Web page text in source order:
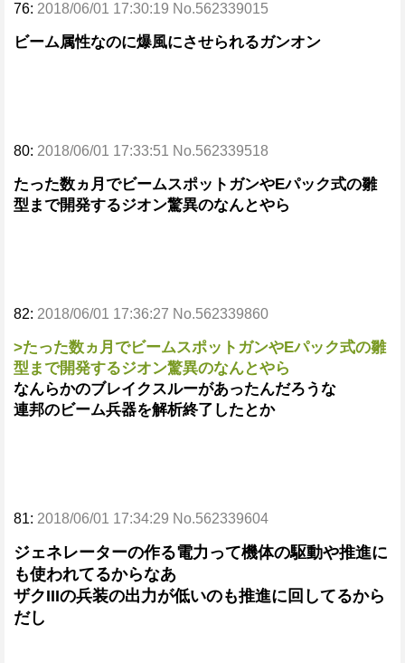
76: 2018/06/01 17:30:19 No.562339015
ビーム属性なのに爆風にさせられるガンオン
80: 2018/06/01 17:33:51 No.562339518
たった数ヵ月でビームスポットガンやEパック式の雛
型まで開発するジオン驚異のなんとやら
82: 2018/06/01 17:36:27 No.562339860
>たった数ヵ月でビームスポットガンやEパック式の雛
型まで開発するジオン驚異のなんとやら
なんらかのブレイクスルーがあったんだろうな
連邦のビーム兵器を解析終了したとか
81: 2018/06/01 17:34:29 No.562339604
ジェネレーターの作る電力って機体の駆動や推進に
も使われてるからなあ
ザクIIIの兵装の出力が低いのも推進に回してるから
だし